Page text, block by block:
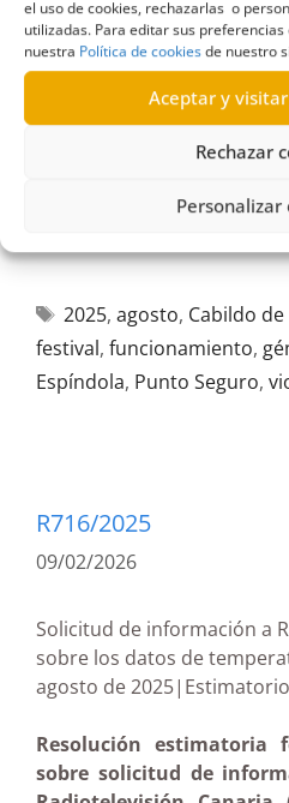
el uso de cookies, rechazarlas o
utilizadas. Para editar sus
nuestra Política de cookiesde nuestro
Aceptar y
Rechazar
Personalizar
2025, agosto, Cabildo de
festival, funcionamiento,
Espíndola, Punto Seguro,
R716/2025
09/02/2026
Solicitud de información a
sobre los datos de
agosto de
Resolución estimatoria
sobre solicitud de